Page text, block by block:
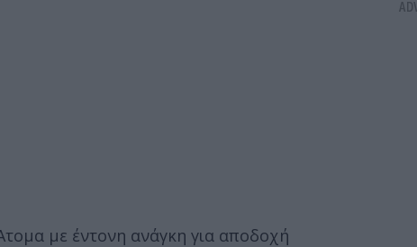
με έντονη ανάγκη για αποδοχή